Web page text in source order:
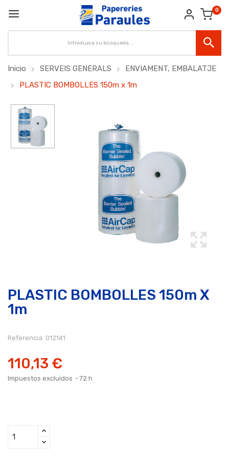
0
Inicio SERVEIS GENERALS
ENVIAMENT, EMBALATJE
PLASTIC BOMBOLLES 150m x 1m
PLASTIC BOMBOLLES 150m X
1m
Referencia: 012141
110,13 €
Impuestos excluidos 72 h